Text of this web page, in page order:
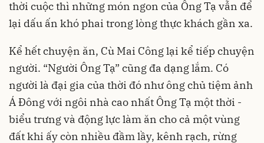
thời cuộc thì những món ngon của Ông Tạ vẫn để
lại dấu ấn khó phai trong lòng thực khách gần xa.
Kể hết chuyện ăn, Cù Mai Công lại kể tiếp chuyện
người. “Người Ông Tạ” cũng đa dạng lắm. Có
người là đại gia của thời đó như ông chủ tiệm ảnh
Á Đông với ngôi nhà cao nhất Ông Tạ một thời -
biểu trưng và động lực làm ăn cho cả một vùng
đất khi ấy còn nhiều đầm lầy, kênh rạch, rừng